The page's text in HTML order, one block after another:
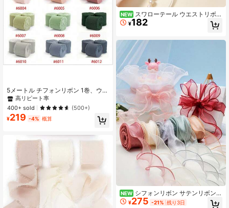
5メートル チフォンリボン 1巻、ウェ
ディング フラワーブーケ 飾りリボ
ン、ギフトラッピングリボン、手染
めチフォンリボンDIYギフト装飾
高リピート率
400+ sold
(500+)
¥219 -4% 概算
NEW スワローテール ウエストリボン
アクセサリー、DIYハンドメイド素
材、衣類、ヘアクリップ&オーナメン
¥182
NEW シフォンリボン サテンリボン
装飾リボン ギフトラッピング クリス
¥275 -21% 残り3日